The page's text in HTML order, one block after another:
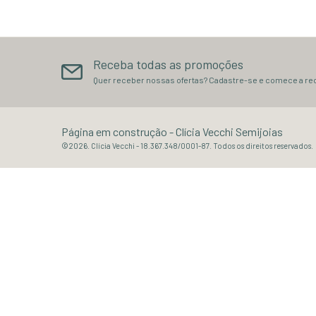
Receba todas as promoções
Quer receber nossas ofertas? Cadastre-se e comece a
Página em construção - Clícia Vecchi Semijoias
©2026. Clícia Vecchi - 18.367.348/0001-87. Todos os direitos reservados.